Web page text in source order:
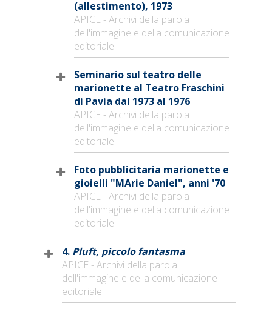
(allestimento), 1973
APICE - Archivi della parola
dell'immagine e della comunicazione
editoriale
Seminario sul teatro delle
marionette al Teatro Fraschini
di Pavia dal 1973 al 1976
APICE - Archivi della parola
dell'immagine e della comunicazione
editoriale
Foto pubblicitaria marionette e
gioielli "MArie Daniel", anni '70
APICE - Archivi della parola
dell'immagine e della comunicazione
editoriale
4. Pluft, piccolo fantasma
APICE - Archivi della parola
dell'immagine e della comunicazione
editoriale